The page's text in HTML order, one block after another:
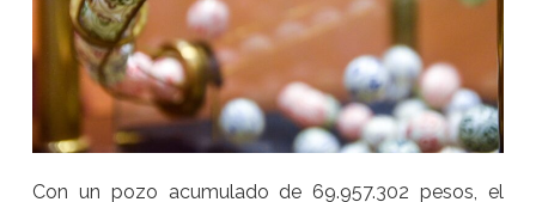
Con un pozo acumulado de 69.957.302 pesos, el